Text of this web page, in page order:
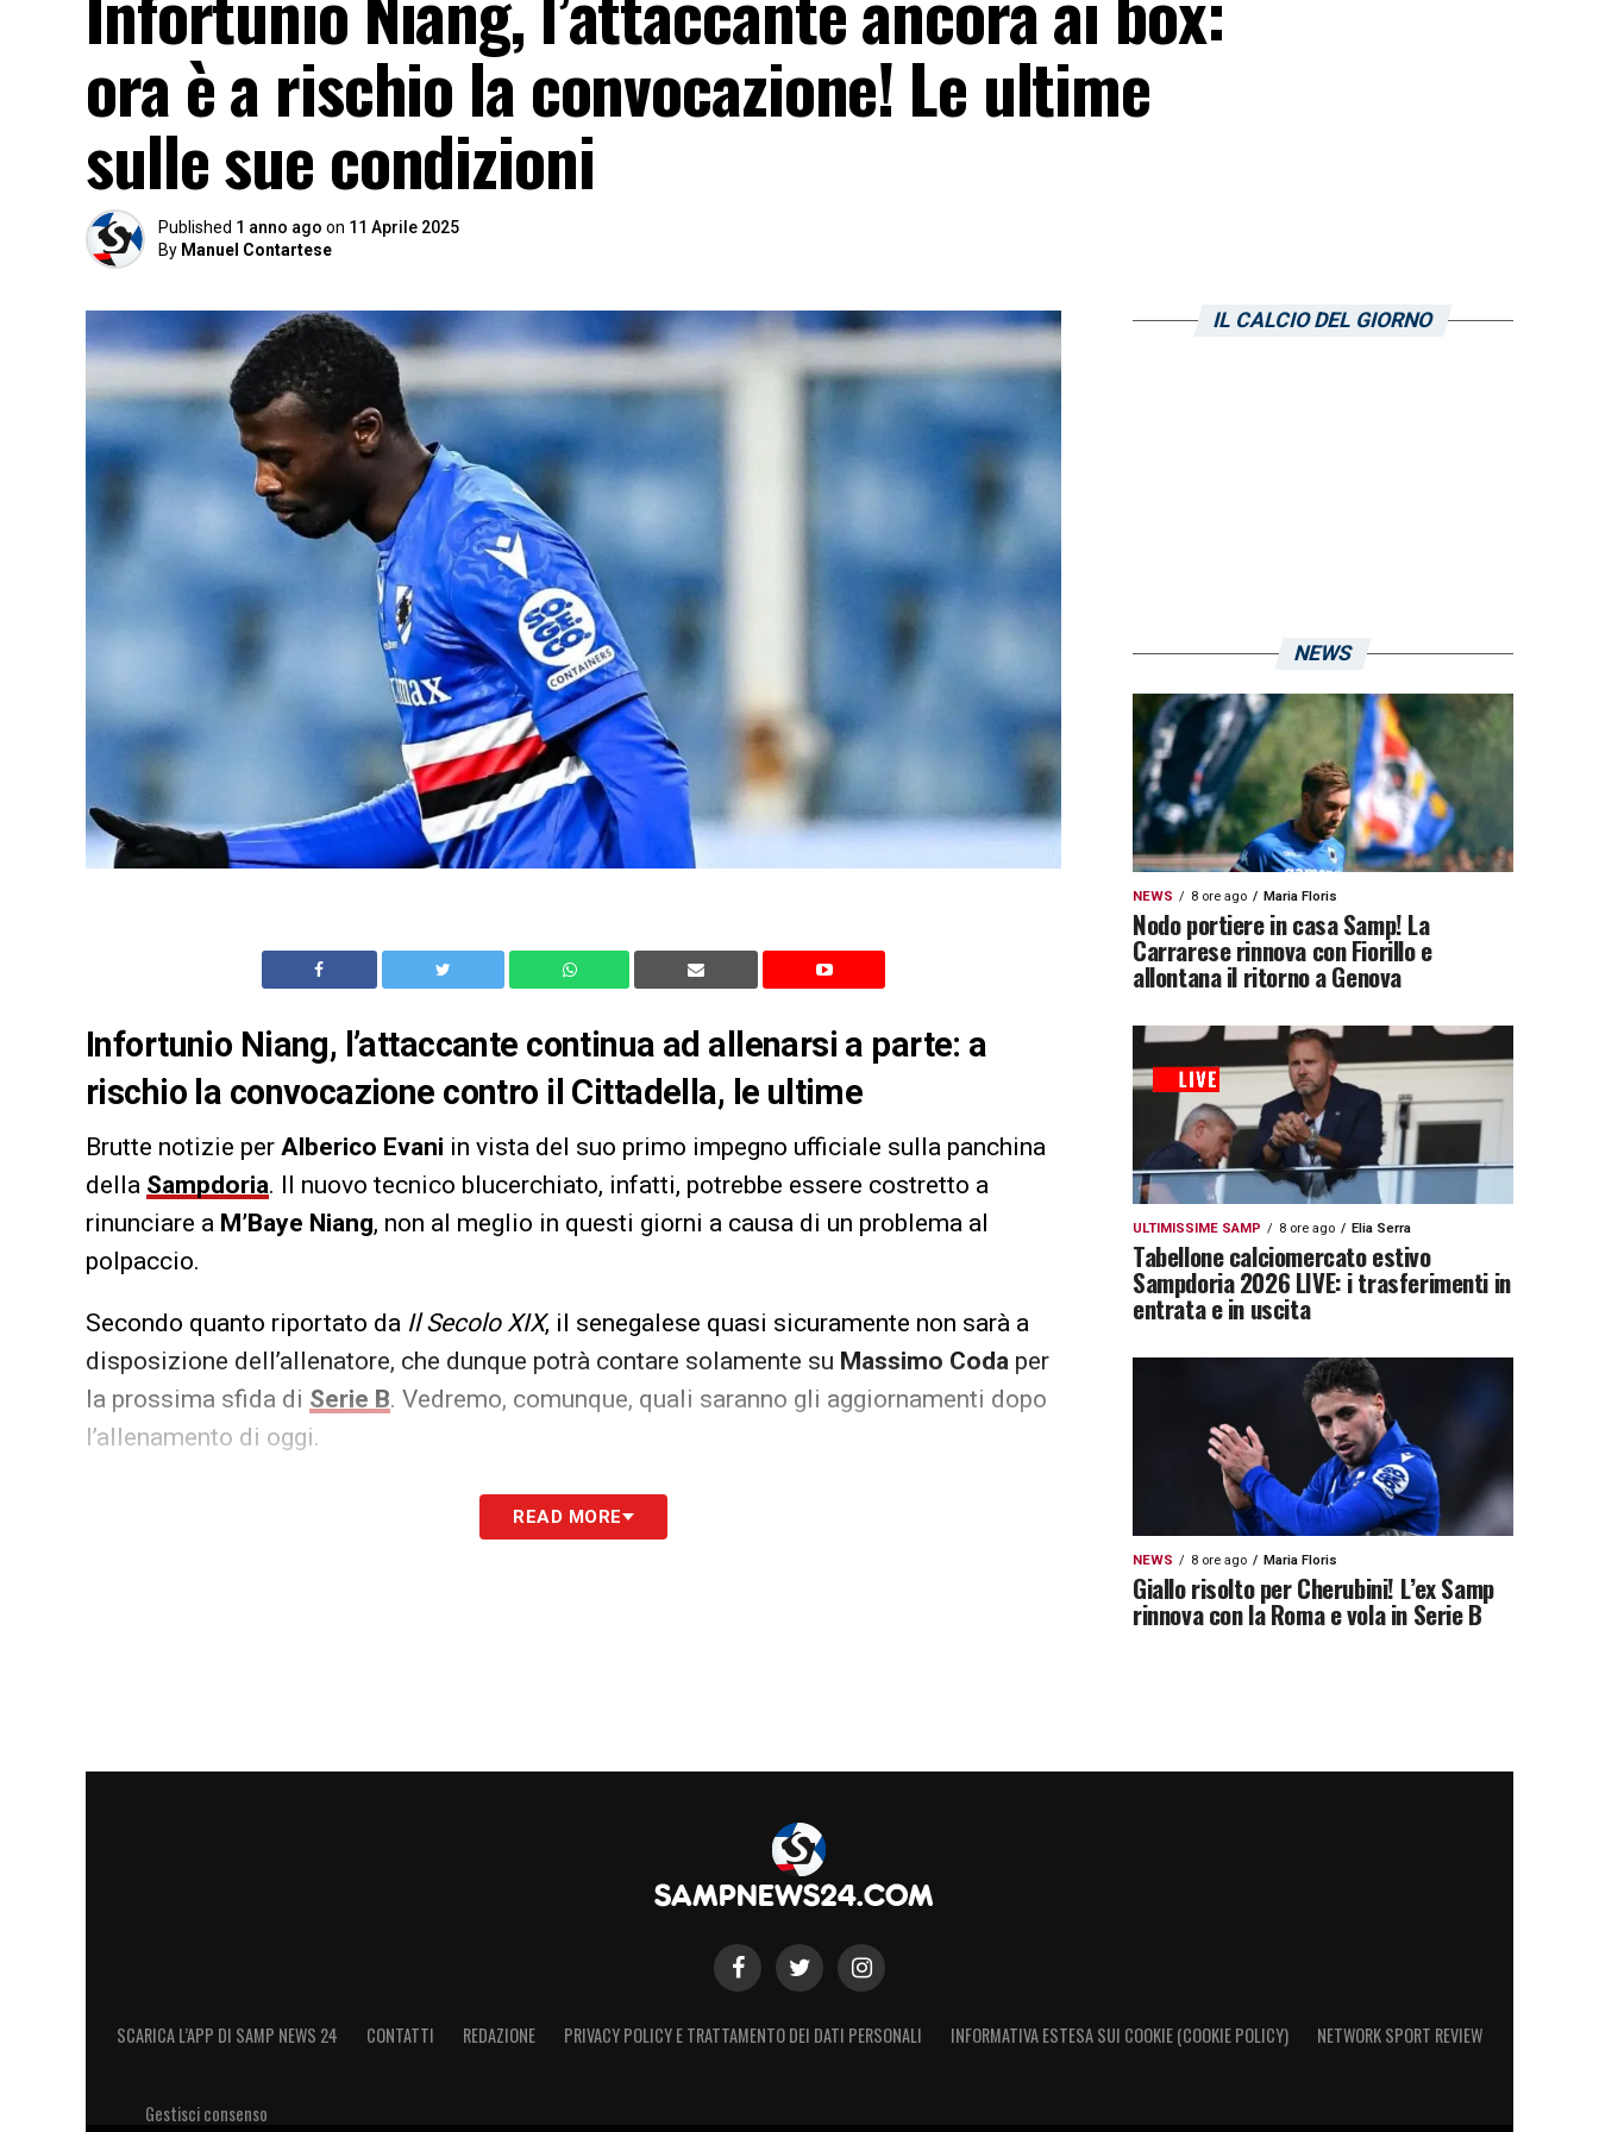
ora è a rischio la convocazione! Le ultime
sulle sue condizioni
Published 1 anno ago on 11 Aprile 2025
By Manuel Contartese
Infortunio Niang, l’attaccante continua ad allenarsi a parte: a
rischio la convocazione contro il Cittadella, le ultime
Brutte notizie per Alberico Evani in vista del suo primo impegno ufficiale sulla panchina
della Sampdoria. Il nuovo tecnico blucerchiato, infatti, potrebbe essere costretto a
rinunciare a M’Baye Niang, non al meglio in questi giorni a causa di un problema al
polpaccio.
Secondo quanto riportato da Il Secolo XIX, il senegalese quasi sicuramente non sarà a
disposizione dell’allenatore, che dunque potrà contare solamente su Massimo Coda per
la prossima sfida di Serie B. Vedremo, comunque, quali saranno gli aggiornamenti dopo
l’allenamento di oggi.
LA PLAYLIST DELLE NOSTRE TOP NEWSREAD MORE
IL CALCIO DEL GIORNO
NEWS
NEWS 8 ore ago Maria Floris
Nodo portiere in casa Samp! La
Carrarese rinnova con Fiorillo e
allontana il ritorno a Genova
ULTIMISSIME SAMP 8 ore ago Elia Serra
Tabellone calciomercato estivo
Sampdoria 2026 LIVE: i trasferimenti in
entrata e in uscita
NEWS 8 ore ago Maria Floris
Giallo risolto per Cherubini! L’ex Samp
rinnova con la Roma e vola in Serie B
SCARICA L’APP DI SAMP NEWS 24 CONTATTI REDAZIONE PRIVACY POLICY E TRATTAMENTO DEI DATI PERSONALI INFORMATIVA ESTESA SUI COOKIE (COOKIE POLICY) NETWORK SPORT REVIEW
Gestisci consenso